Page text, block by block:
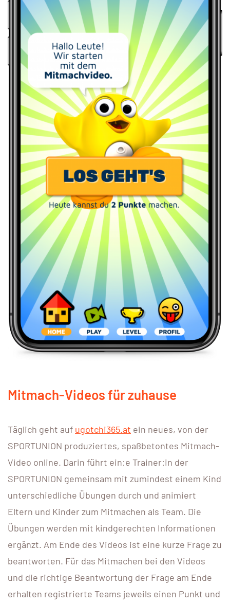
Mitmach-Videos für zuhause
Täglich geht auf ugotchi365.at ein neues, von der
SPORTUNION produziertes, spaßbetontes Mitmach-
Video online. Darin führt ein:e Trainer:in der
SPORTUNION gemeinsam mit zumindest einem Kind
unterschiedliche Übungen durch und animiert
Eltern und Kinder zum Mitmachen als Team. Die
Übungen werden mit kindgerechten Informationen
ergänzt. Am Ende des Videos ist eine kurze Frage zu
beantworten. Für das Mitmachen bei den Videos
und die richtige Beantwortung der Frage am Ende
erhalten registrierte Teams jeweils einen Punkt und